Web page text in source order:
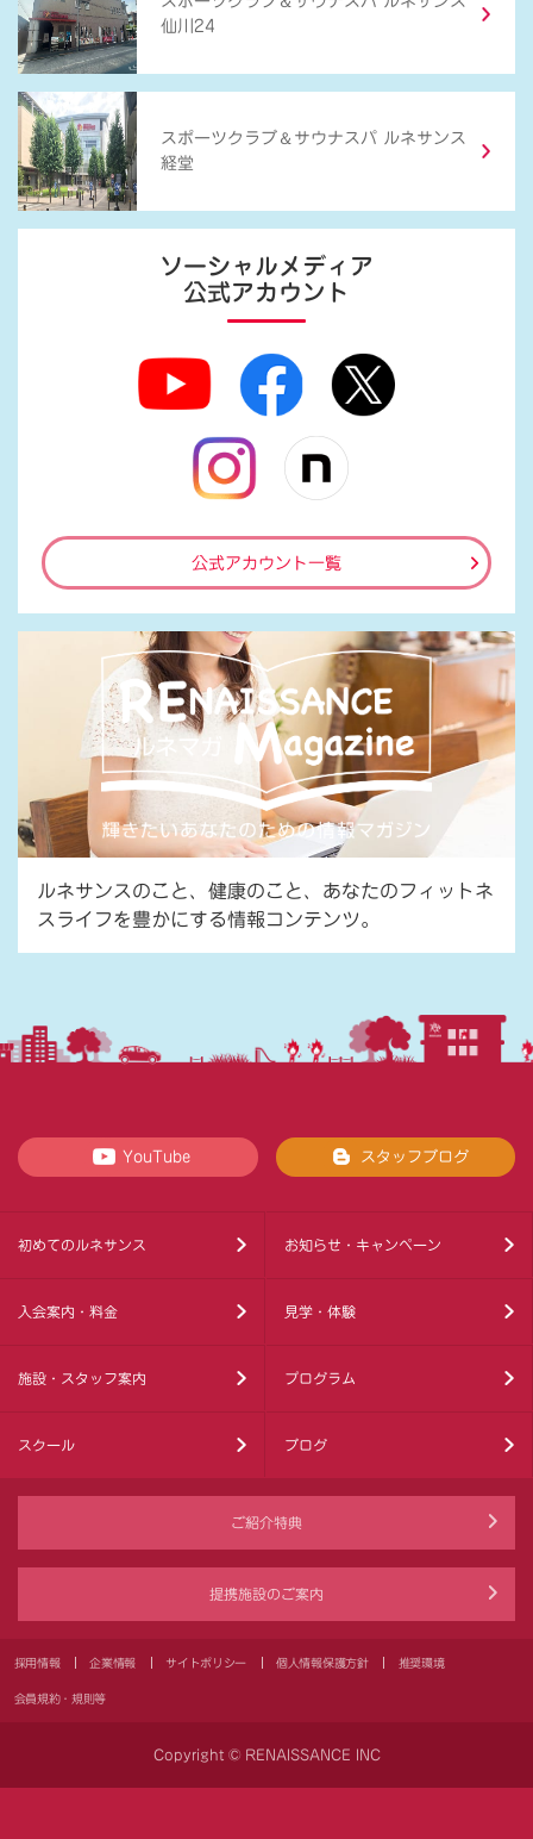
仙川24
スポーツクラブ ＆ サウナスパ ルネサンス
経堂
ソーシャルメディア
公式アカウント
公式アカウント一覧
ルネサンスのこと、健康のこと、あなたのフィットネ
スライフを豊かにする情報コンテンツ。
YouTube スタッフブログ
初めてのルネサンス お知らせ・キャンペーン
入会案内・料金 見学・体験
施設・スタッフ案内 プログラム
スクール ブログ
ご紹介特典
提携施設のご案内
採用情報 企業情報 サイトポリシー 個人情報保護方針 推奨環境
会員規約・規則等
Copyright © RENAISSANCE INC